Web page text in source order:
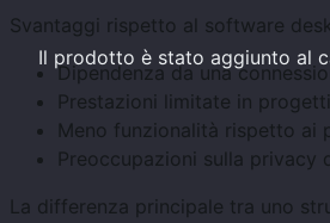
Il prodotto è stato aggiunto al
Svantaggi rispetto al software
Dipendenza da una
Prestazioni limitate in
Meno funzionalità rispetto ai
Preoccupazioni sulla privacy
La differenza principale tra uno